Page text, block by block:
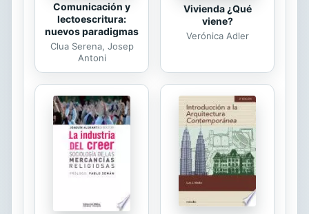
Comunicación y
lectoescritura:
nuevos paradigmas
Clua Serena, Josep
Antoni
Vivienda ¿Qué
viene?
Verónica Adler